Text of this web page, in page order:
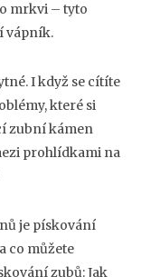
mrkvi – tyto
vápník.
I když se cítíte
které si
zubní kámen
prohlídkami na
je pískování
co můžete
zubů: Jak